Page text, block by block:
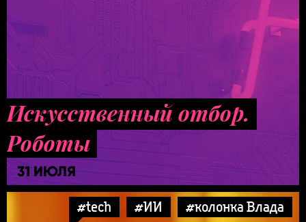
Искусственный отбор.
Роботы
31 ИЮЛЯ
#tech #ИИ
#колонка Влада